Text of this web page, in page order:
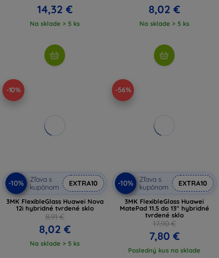
14,32 €
Na sklade > 5 ks
8,02 €
Na sklade > 5 ks
-10%
-10%
Zľava s
kupónom
EXTRA10
3MK FlexibleGlass Huawei Nova
12i hybridné tvrdené sklo
8,91 €
8,02 €
Na sklade > 5 ks
-56%
-10%
Zľava s
kupónom
EXTRA10
3MK FlexibleGlass Huawei
MatePad 11.5 do 13" hybridné
tvrdené sklo
17,90 €
7,80 €
Posledný kus na sklade